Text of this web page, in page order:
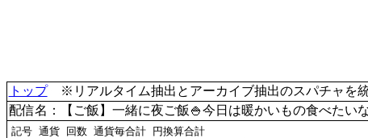
トップ※リアルタイム抽出とアーカイブ抽出のスパチャを統
配信名：【ご飯】一緒に夜ご飯🍚今日は暖かいもの食べたい
記号 通貨 回数 通貨毎合計 円換算合計